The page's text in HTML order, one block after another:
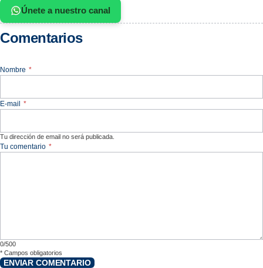
Únete a nuestro canal
Comentarios
Nombre *
E-mail *
Tu dirección de email no será publicada.
Tu comentario *
0/500
* Campos obligatorios
ENVIAR COMENTARIO